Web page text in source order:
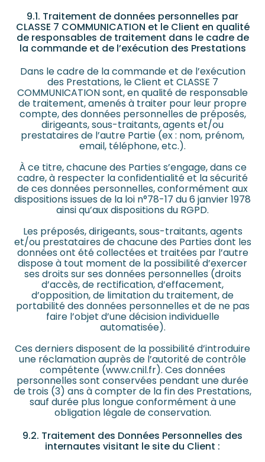
9.1. Traitement de données personnelles par
CLASSE 7 COMMUNICATION et le Client en qualité
de responsables de traitement dans le cadre de
la commande et de l’exécution des Prestations
Dans le cadre de la commande et de l’exécution
des Prestations, le Client et CLASSE 7
COMMUNICATION sont, en qualité de responsable
de traitement, amenés à traiter pour leur propre
compte, des données personnelles de préposés,
dirigeants, sous-traitants, agents et/ou
prestataires de l’autre Partie (ex : nom, prénom,
email, téléphone, etc.).
À ce titre, chacune des Parties s’engage, dans ce
cadre, à respecter la confidentialité et la sécurité
de ces données personnelles, conformément aux
dispositions issues de la loi n°78-17 du 6 janvier 1978
ainsi qu’aux dispositions du RGPD.
Les préposés, dirigeants, sous-traitants, agents
et/ou prestataires de chacune des Parties dont les
données ont été collectées et traitées par l’autre
dispose à tout moment de la possibilité d’exercer
ses droits sur ses données personnelles (droits
d’accès, de rectification, d’effacement,
d’opposition, de limitation du traitement, de
portabilité des données personnelles et de ne pas
faire l’objet d’une décision individuelle
automatisée).
Ces derniers disposent de la possibilité d’introduire
une réclamation auprès de l’autorité de contrôle
compétente (www.cnil.fr). Ces données
personnelles sont conservées pendant une durée
de trois (3) ans à compter de la fin des Prestations,
sauf durée plus longue conformément à une
obligation légale de conservation.
9.2. Traitement des Données Personnelles des
internautes visitant le site du Client :